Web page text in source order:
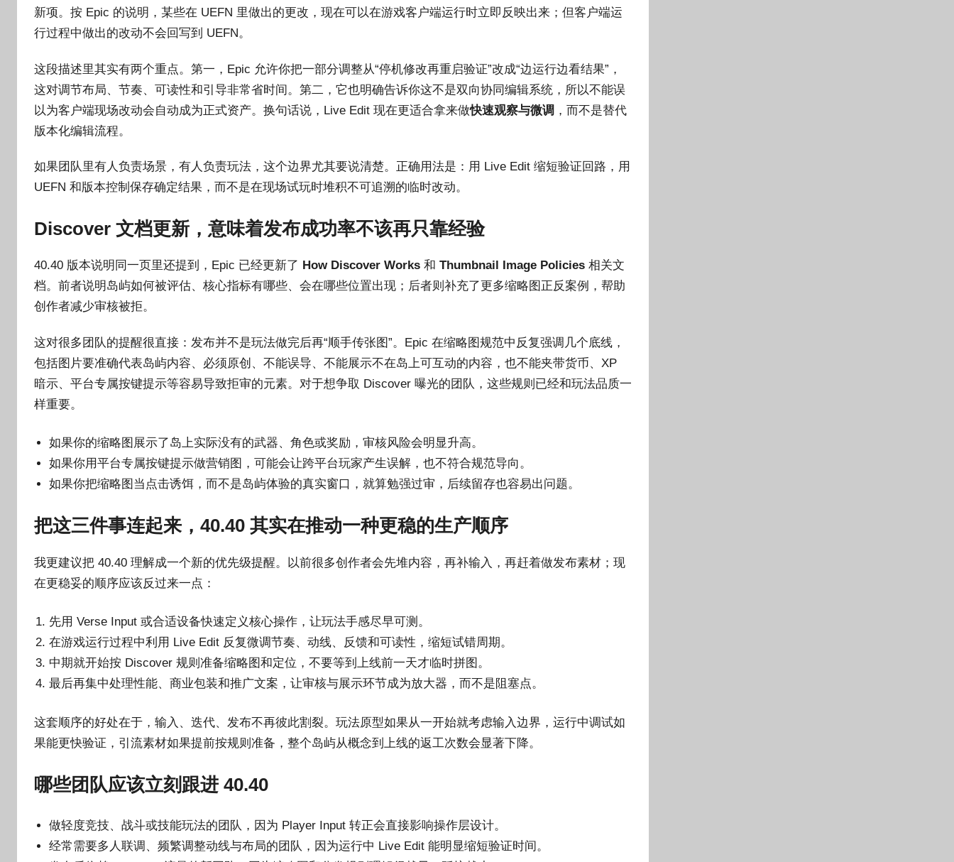
新项。按 Epic 的说明，某些在 UEFN 里做出的更改，现在可以在游戏客户端运行时立即反映出来；但客户端运
行过程中做出的改动不会回写到 UEFN。
这段描述里其实有两个重点。第一，Epic 允许你把一部分调整从“停机修改再重启验证”改成“边运行边看结果”，
这对调节布局、节奏、可读性和引导非常省时间。第二，它也明确告诉你这不是双向协同编辑系统，所以不能误
以为客户端现场改动会自动成为正式资产。换句话说，Live Edit 现在更适合拿来做快速观察与微调 ，而不是替代
版本化编辑流程。
如果团队里有人负责场景，有人负责玩法，这个边界尤其要说清楚。正确用法是：用 Live Edit 缩短验证回路，用
UEFN 和版本控制保存确定结果，而不是在现场试玩时堆积不可追溯的临时改动。
Discover 文档更新，意味着发布成功率不该再只靠经验
40.40 版本说明同一页里还提到，Epic 已经更新了 How Discover Works 和 Thumbnail Image Policies 相关文
档。前者说明岛屿如何被评估、核心指标有哪些、会在哪些位置出现；后者则补充了更多缩略图正反案例，帮助
创作者减少审核被拒。
这对很多团队的提醒很直接：发布并不是玩法做完后再“顺手传张图”。Epic 在缩略图规范中反复强调几个底线，
包括图片要准确代表岛屿内容、必须原创、不能误导、不能展示不在岛上可互动的内容，也不能夹带货币、XP
暗示、平台专属按键提示等容易导致拒审的元素。对于想争取 Discover 曝光的团队，这些规则已经和玩法品质一
样重要。
如果你的缩略图展示了岛上实际没有的武器、角色或奖励，审核风险会明显升高。
如果你用平台专属按键提示做营销图，可能会让跨平台玩家产生误解，也不符合规范导向。
如果你把缩略图当点击诱饵，而不是岛屿体验的真实窗口，就算勉强过审，后续留存也容易出问题。
把这三件事连起来，40.40 其实在推动一种更稳的生产顺序
我更建议把 40.40 理解成一个新的优先级提醒。以前很多创作者会先堆内容，再补输入，再赶着做发布素材；现
在更稳妥的顺序应该反过来一点：
先用 Verse Input 或合适设备快速定义核心操作，让玩法手感尽早可测。
在游戏运行过程中利用 Live Edit 反复微调节奏、动线、反馈和可读性，缩短试错周期。
中期就开始按 Discover 规则准备缩略图和定位，不要等到上线前一天才临时拼图。
最后再集中处理性能、商业包装和推广文案，让审核与展示环节成为放大器，而不是阻塞点。
这套顺序的好处在于，输入、迭代、发布不再彼此割裂。玩法原型如果从一开始就考虑输入边界，运行中调试如
果能更快验证，引流素材如果提前按规则准备，整个岛屿从概念到上线的返工次数会显著下降。
哪些团队应该立刻跟进 40.40
做轻度竞技、战斗或技能玩法的团队，因为 Player Input 转正会直接影响操作层设计。
经常需要多人联调、频繁调整动线与布局的团队，因为运行中 Live Edit 能明显缩短验证时间。